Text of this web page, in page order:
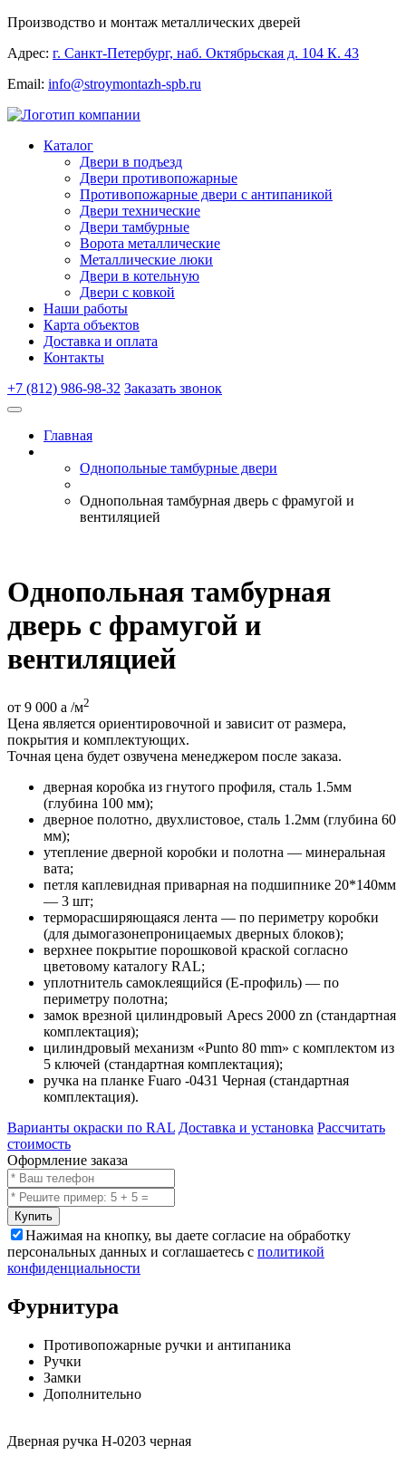
Производство и монтаж металлических дверей
Адрес: г. Санкт-Петербург, наб. Октябрьская д. 104 К. 43
Email: info@stroymontazh-spb.ru
Каталог
Двери в подъезд
Двери противопожарные
Противопожарные двери с антипаникой
Двери технические
Двери тамбурные
Ворота металлические
Металлические люки
Двери в котельную
Двери с ковкой
Наши работы
Карта объектов
Доставка и оплата
Контакты
+7 (812) 986-98-32 Заказать звонок
Главная
Однопольные тамбурные двери
Однопольная тамбурная дверь с фрамугой и
вентиляцией
Однопольная тамбурная
дверь с фрамугой и
вентиляцией
от 9 000 a /м2
Цена является ориентировочной и зависит от размера,
покрытия и комплектующих.
Точная цена будет озвучена менеджером после заказа.
дверная коробка из гнутого профиля, сталь 1.5мм
(глубина 100 мм);
дверное полотно, двухлистовое, сталь 1.2мм (глубина 60
мм);
утепление дверной коробки и полотна — минеральная
вата;
петля каплевидная приварная на подшипнике 20*140мм
— 3 шт;
терморасширяющаяся лента — по периметру коробки
(для дымогазонепроницаемых дверных блоков);
верхнее покрытие порошковой краской согласно
цветовому каталогу RAL;
уплотнитель самоклеящийся (E-профиль) — по
периметру полотна;
замок врезной цилиндровый Apecs 2000 zn (стандартная
комплектация);
цилиндровый механизм «Punto 80 mm» с комплектом из
5 ключей (стандартная комплектация);
ручка на планке Fuaro -0431 Черная (стандартная
комплектация).
Варианты окраски по RAL Доставка и установка Рассчитать
стоимость
Оформление заказа
Купить
Нажимая на кнопку, вы даете согласие на обработку
персональных данных и соглашаетесь с политикой
конфиденциальности
Фурнитура
Противопожарные ручки и антипаника
Ручки
Замки
Дополнительно
Дверная ручка H-0203 черная